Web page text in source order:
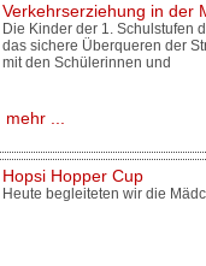
Verkehrserziehung in der
Die Kinder der 1. Schulstufen
das sichere Überqueren der
mit den Schülerinnen und
mehr ...
Hopsi Hopper Cup
Heute begleiteten wir die